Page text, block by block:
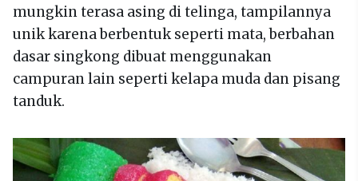
mungkin terasa asing di telinga, tampilannya
unik karena berbentuk seperti mata, berbahan
dasar singkong dibuat menggunakan
campuran lain seperti kelapa muda dan pisang
tanduk.